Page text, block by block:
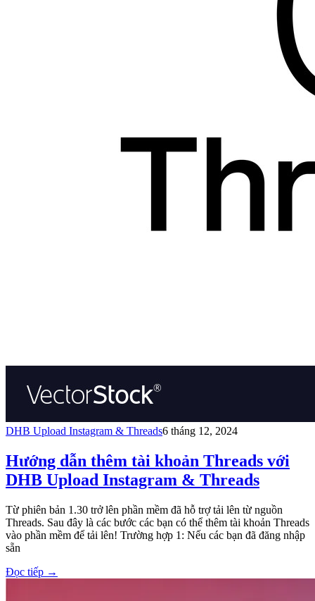
DHB Upload Instagram & Threads6 tháng 12, 2024
Hướng dẫn thêm tài khoản Threads với
DHB Upload Instagram & Threads
Từ phiên bản 1.30 trở lên phần mềm đã hỗ trợ tải lên từ nguồn
Threads. Sau đây là các bước các bạn có thể thêm tài khoản Threads
vào phần mềm để tải lên! Trường hợp 1: Nếu các bạn đã đăng nhập
sẵn
Đọc tiếp →